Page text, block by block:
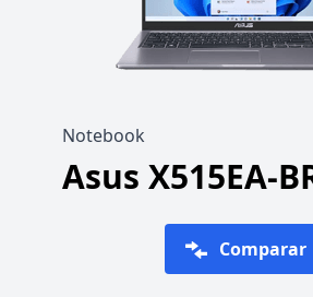
Notebook
Asus X515EA-
Comparar